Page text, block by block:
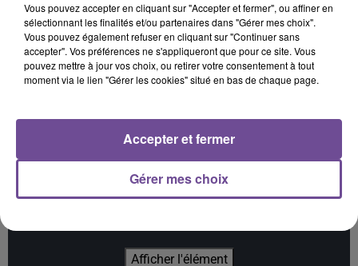
NICO
Am I Wrong
MANON LISA
Le Petit Peìcheur
Lost Frequencies
Reality
Cet élément est masqué compte-tenu du refus du
dépôt de cookies que vous avez exprimé. Si vous
souhaitez l'afficher, merci de nous donner votre accord
Afficher l'élément
Vous pouvez accepter en cliquant sur "Accepter et fermer", ou affiner en
sélectionnant les finalités et/ou partenaires dans "Gérer mes choix".
Vous pouvez également refuser en cliquant sur "Continuer sans
accepter". Vos préférences ne s'appliqueront que pour ce site. Vous
pouvez mettre à jour vos choix, ou retirer votre consentement à tout
moment via le lien "Gérer les cookies" situé en bas de chaque page.
Gérer mes choix
Accepter et fermer